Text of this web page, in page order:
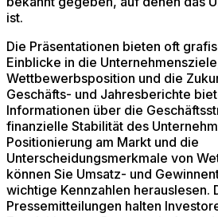
ist.
Die Präsentationen bieten oft
Einblicke in die
Wettbewerbsposition und die
Geschäfts- und Jahresberichte
Informationen über die
finanzielle Stabilität des
Positionierung am Markt und die
Unterscheidungsmerkmale von
können Sie Umsatz- und
wichtige Kennzahlen herauslesen.
Pressemitteilungen halten